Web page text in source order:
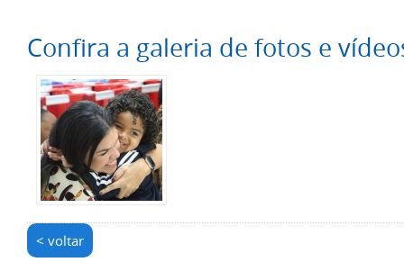
Confira a galeria de fotos e
< voltar